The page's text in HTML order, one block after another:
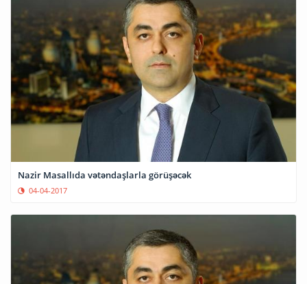
Nazir Masallıda vətəndaşlarla görüşəcək
04-04-2017